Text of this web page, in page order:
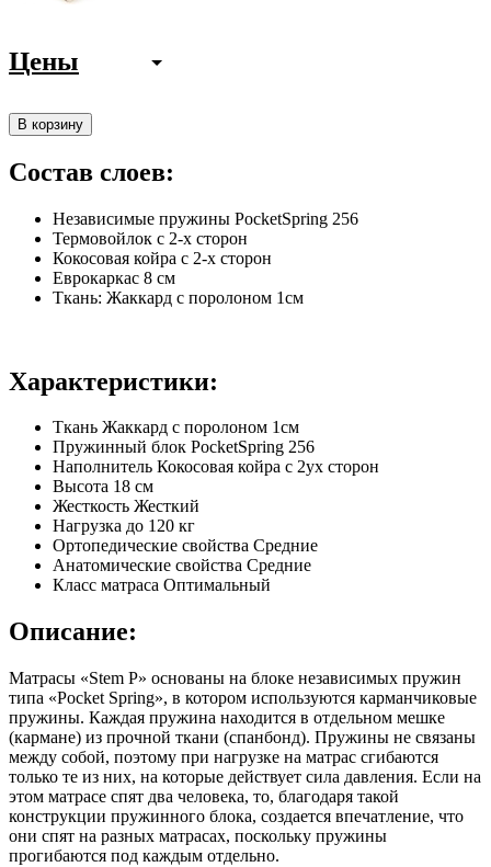
Цены
В корзину
Состав слоев:
Независимые пружины PocketSpring 256
Термовойлок с 2-х сторон
Кокосовая койра с 2-х сторон
Еврокаркас 8 см
Ткань: Жаккард с поролоном 1см
Характеристики:
Ткань Жаккард с поролоном 1см
Пружинный блок PocketSpring 256
Наполнитель Кокосовая койра с 2ух сторон
Высота 18 см
Жесткость Жесткий
Нагрузка до 120 кг
Ортопедические свойства Средние
Анатомические свойства Средние
Класс матраса Оптимальный
Описание:
Матрасы «Stem P» основаны на блоке независимых пружин
типа «Pocket Spring», в котором используются карманчиковые
пружины. Каждая пружина находится в отдельном мешке
(кармане) из прочной ткани (спанбонд). Пружины не связаны
между собой, поэтому при нагрузке на матрас сгибаются
только те из них, на которые действует сила давления. Если на
этом матрасе спят два человека, то, благодаря такой
конструкции пружинного блока, создается впечатление, что
они спят на разных матрасах, поскольку пружины
прогибаются под каждым отдельно.